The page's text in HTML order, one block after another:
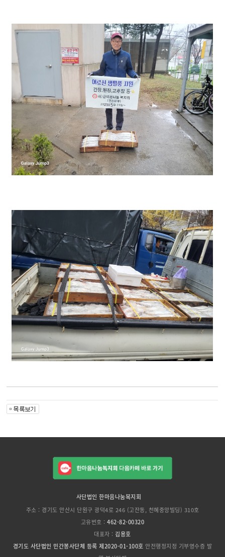
사단법인 한마음나눔복지회
주소 : 경기도 안산시 단원구 광덕4로 246 (고잔동, 천혜중앙빌딩) 310호
고유번호 :462-82-00320
대표자 : 김용호
경기도 사단법인 민간봉사단체 등록 제2020-01-100호 안전행정지정 기부영수증 발